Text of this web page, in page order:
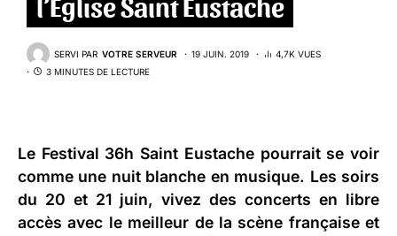
SERVI PAR VOTRE SERVEUR 19 JUIN. 2019
4,7K VUES
3 MINUTES DE LECTURE
Le Festival 36h Saint Eustache pourrait se voir
comme une nuit blanche en musique. Les soirs
du 20 et 21 juin, vivez des concerts en libre
accès avec le meilleur de la scène française et